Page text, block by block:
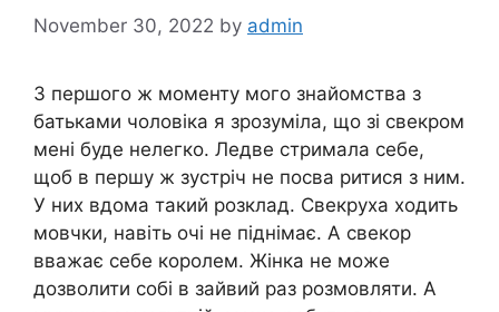
November 30, 2022 by admin
З першого ж моменту мого знайомства з
батьками чоловіка я зрозуміла, що зі свекром
мені буде нелегко. Ледве стримала себе,
щоб в першу ж зустріч не посва ритися з ним.
У них вдома такий розклад. Свекруха ходить
мовчки, навіть очі не піднімає. А свекор
вважає себе королем. Жінка не може
дозволити собі в зайвий раз розмовляти. А